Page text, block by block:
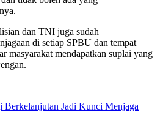
dan TNI juga sudah
di setiap SPBU dan tempat
masyarakat mendapatkan suplai yang
Berkelanjutan Jadi Kunci Menjaga